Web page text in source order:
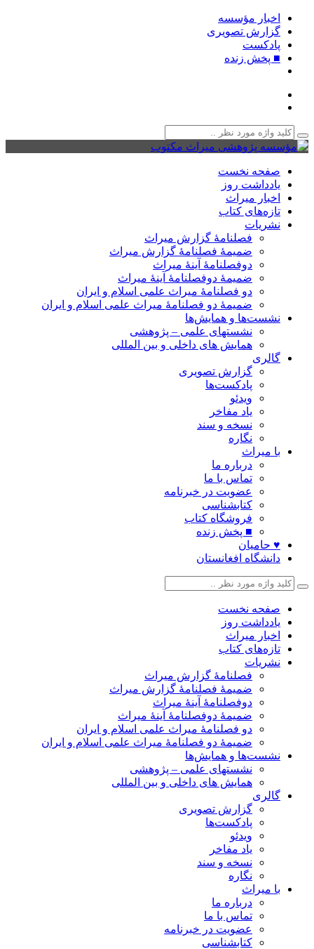
اخبار مؤسسه
گزارش تصویری
پادکست‌
■ پخش زنده
صفحه نخست
یادداشت روز
اخبار میراث
تازه‌های کتاب
نشریات
فصلنامۀ گزارش میراث
ضمیمۀ فصلنامۀ گزارش میراث
دوفصلنامۀ آینۀ میراث
ضمیمۀ دوفصلنامۀ آینۀ میراث
دو فصلنامۀ میراث علمی اسلام و ایران
ضمیمۀ دو فصلنامۀ میراث علمی اسلام و ایران
نشست‌ها و همایش‌ها
نشستهای علمی – پژوهشی
همایش های داخلی و بین المللی
گالری
گزارش تصویری
پادکست‌ها
ویدئو
یاد مفاخر
نسخه و سند
نگاره
با میراث
درباره ما
تماس با ما
عضویت در خبرنامه
کتابشناسی
فروشگاه کتاب
■ پخش زنده
♥ حامیان
دانشگاه افغانستان
صفحه نخست
یادداشت روز
اخبار میراث
تازه‌های کتاب
نشریات
فصلنامۀ گزارش میراث
ضمیمۀ فصلنامۀ گزارش میراث
دوفصلنامۀ آینۀ میراث
ضمیمۀ دوفصلنامۀ آینۀ میراث
دو فصلنامۀ میراث علمی اسلام و ایران
ضمیمۀ دو فصلنامۀ میراث علمی اسلام و ایران
نشست‌ها و همایش‌ها
نشستهای علمی – پژوهشی
همایش های داخلی و بین المللی
گالری
گزارش تصویری
پادکست‌ها
ویدئو
یاد مفاخر
نسخه و سند
نگاره
با میراث
درباره ما
تماس با ما
عضویت در خبرنامه
کتابشناسی